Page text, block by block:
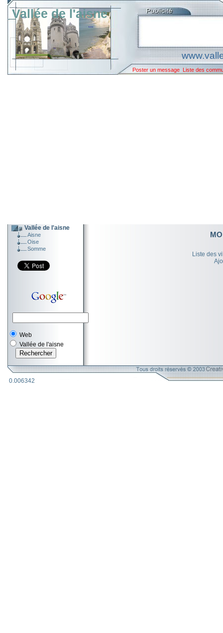
Vallée de l'aisne
Poster un message Liste des
Vallée de l'aisne
Aisne
Oise
Somme
Web
Vallée de l'aisne
Liste des
0.006342